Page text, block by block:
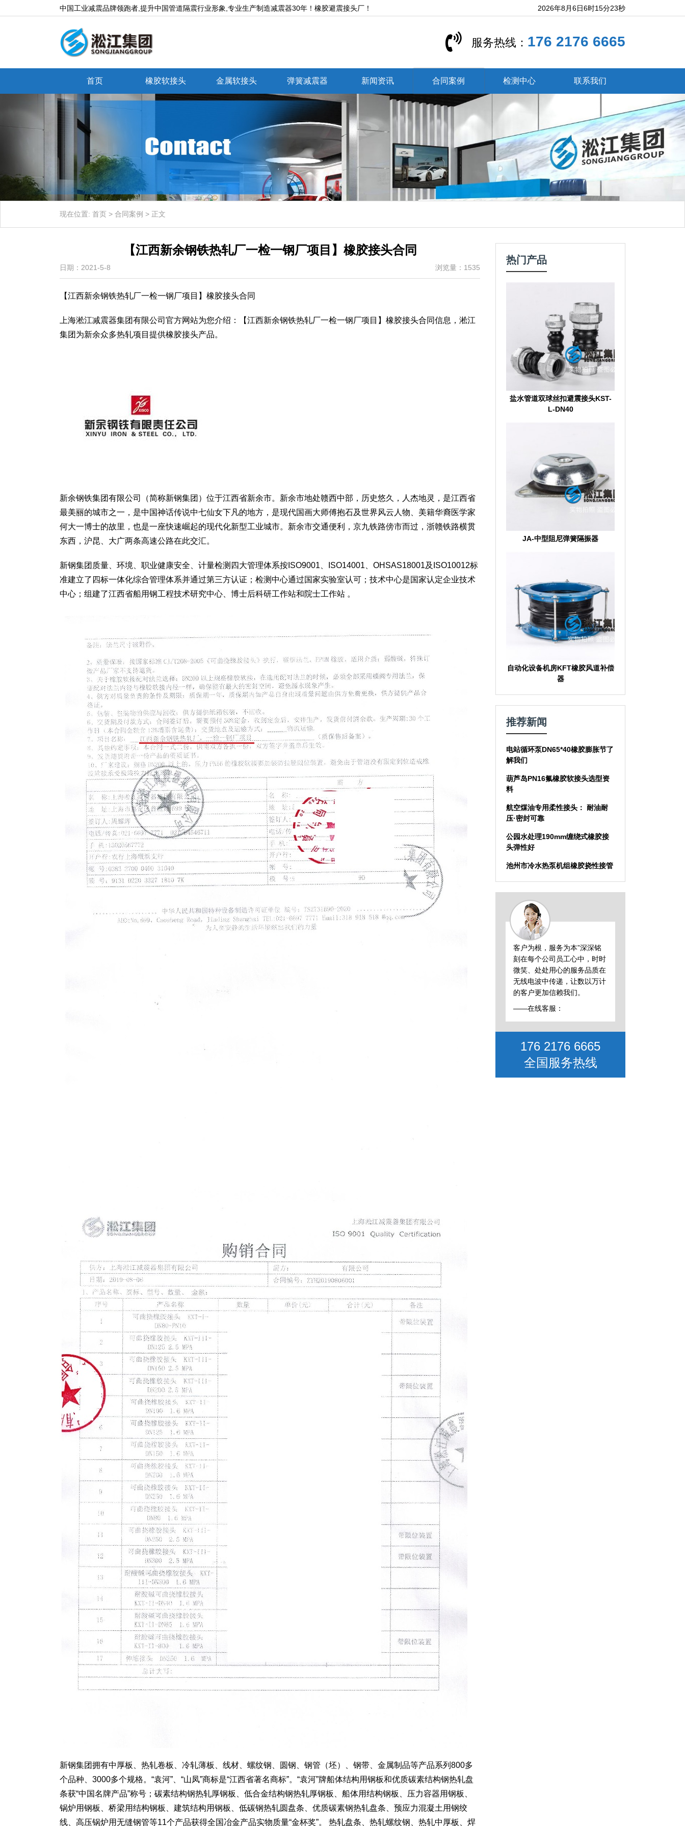
中国工业减震品牌领跑者,提升中国管道隔震行业形象,专业生产制造减震器30年！橡胶避震接头厂！ 2026年8月6日6时15分24秒
服务热线： 176 2176 6665
首页 橡胶软接头 金属软接头 弹簧减震器 新闻资讯 合同案例 检测中心 联系我们
现在位置: 首页 > 合同案例 > 正文
【江西新余钢铁热轧厂一检一钢厂项目】橡胶接头合同
日期：2021-5-8 浏览量：1535
【江西新余钢铁热轧厂一检一钢厂项目】橡胶接头合同
上海淞江减震器集团有限公司官方网站为您介绍：【江西新余钢铁热轧厂一检一钢厂项目】橡胶接头合同信息，淞江
集团为新余众多热轧项目提供橡胶接头产品。
新余钢铁集团有限公司（简称新钢集团）位于江西省新余市。新余市地处赣西中部，历史悠久，人杰地灵，是江西省
最美丽的城市之一，是中国神话传说中七仙女下凡的地方，是现代国画大师傅抱石及世界风云人物、美籍华裔医学家
何大一博士的故里，也是一座快速崛起的现代化新型工业城市。新余市交通便利，京九铁路傍市而过，浙赣铁路横贯
东西，沪昆、大广两条高速公路在此交汇。
新钢集团质量、环境、职业健康安全、计量检测四大管理体系按ISO9001、ISO14001、OHSAS18001及ISO10012标
准建立了四标一体化综合管理体系并通过第三方认证；检测中心通过国家实验室认可；技术中心是国家认定企业技术
中心；组建了江西省船用钢工程技术研究中心、博士后科研工作站和院士工作站 。
新钢集团拥有中厚板、热轧卷板、冷轧薄板、线材、螺纹钢、圆钢、钢管（坯）、钢带、金属制品等产品系列800多
个品种、3000多个规格。“袁河”、“山凤”商标是“江西省著名商标”。“袁河”牌船体结构用钢板和优质碳素结构钢热轧盘
条获“中国名牌产品”称号；碳素结构钢热轧厚钢板、低合金结构钢热轧厚钢板、船体用结构钢板、压力容器用钢板、
锅炉用钢板、桥梁用结构钢板、建筑结构用钢板、低碳钢热轧圆盘条、优质碳素钢热轧盘条、预应力混凝土用钢绞
线、高压锅炉用无缝钢管等11个产品获得全国冶金产品实物质量“金杯奖”。 热轧盘条、热轧螺纹钢、热轧中厚板、焊
热门产品
盐水管道双球丝扣避震接头KST-
L-DN40
JA-中型阻尼弹簧隔振器
自动化设备机房KFT橡胶风道补偿
器
推荐新闻
电站循环泵DN65*40橡胶膨胀节了
解我们
葫芦岛PN16氟橡胶软接头选型资
料
航空煤油专用柔性接头： 耐油耐
压·密封可靠
公园水处理190mm缠绕式橡胶接
头弹性好
池州市冷水热泵机组橡胶挠性接管
客户为根，服务为本”深深铭
刻在每个公司员工心中，时时
微笑、处处用心的服务品质在
无线电波中传递，让数以万计
的客户更加信赖我们。
——在线客服：
176 2176 6665
全国服务热线